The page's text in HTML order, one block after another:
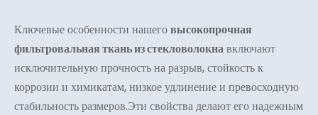
Ключевые особенности нашеговысокопрочная
фильтровальная ткань из стекловолокнавключают
исключительную прочность на разрыв, стойкость к
коррозии и химикатам, низкое удлинение и превосходную
стабильность размеров.Эти свойства делают его надежным